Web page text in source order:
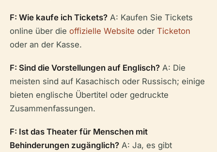
F: Wie kaufe ich Tickets? A: Kaufen Sie Tickets
online über die offizielle Website oder Ticketon
oder an der Kasse.
F: Sind die Vorstellungen auf Englisch? A: Die
meisten sind auf Kasachisch oder Russisch; einige
bieten englische Übertitel oder gedruckte
Zusammenfassungen.
F: Ist das Theater für Menschen mit
Behinderungen zugänglich? A: Ja, es gibt